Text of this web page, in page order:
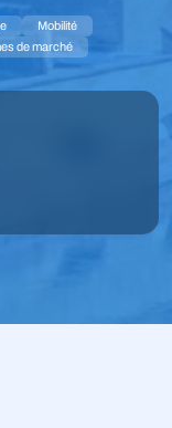
Mobilité
de marché